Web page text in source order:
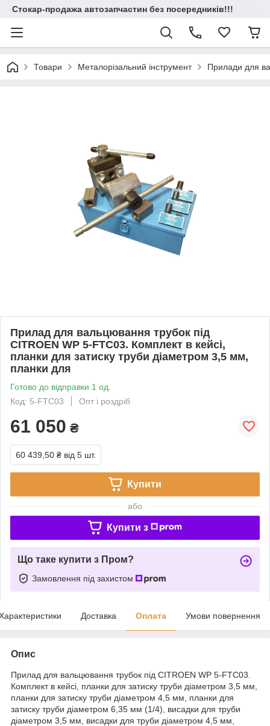
Стокар-продажа автозапчастин без посередників!!!
Товари Металорізальний інструмент Прилади для
Прилад для вальцювання трубок під
CITROEN WP 5-FTC03. Комплект в кейсі,
планки для затиску труби діаметром 3,5 мм,
планки для
Готово до відправки 1 од.
Код: 5-FTC03
Опт і роздріб
61 050 ₴
60 439,50 ₴ від 5 шт.
Купити
або
Купити з
Що таке купити з Пром?
Замовлення під захистом
Доставка Оплата Умови повернення
Опис
Прилад для вальцювання трубок під CITROEN WP 5-FTC03.
Комплект в кейсі, планки для затиску труби діаметром 3,5 мм,
планки для затиску труби діаметром 4,5 мм, планки для
затиску труби діаметром 6,35 мм (1/4), висадки для труби
діаметром 3,5 мм, висадки для труби діаметром 4,5 мм,